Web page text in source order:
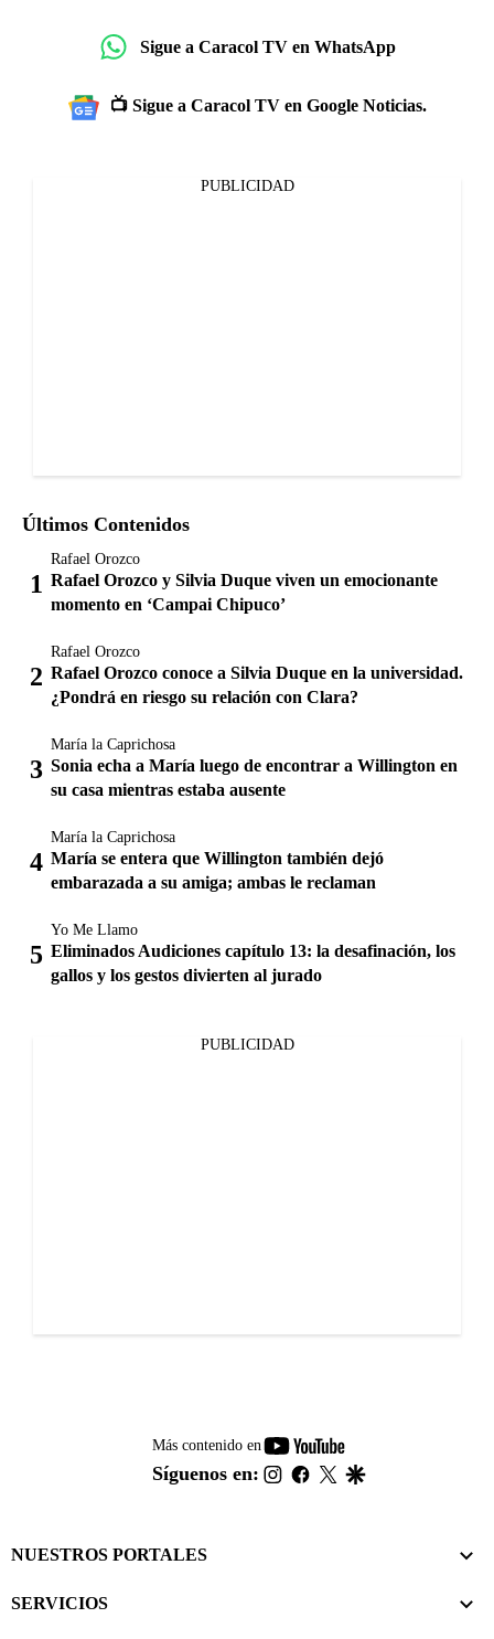
Sigue a Caracol TV en WhatsApp
📺 Sigue a Caracol TV en Google Noticias.
PUBLICIDAD
Últimos Contenidos
Rafael Orozco
Rafael Orozco y Silvia Duque viven un emocionante
momento en ‘Campai Chipuco’
Rafael Orozco
Rafael Orozco conoce a Silvia Duque en la universidad.
¿Pondrá en riesgo su relación con Clara?
María la Caprichosa
Sonia echa a María luego de encontrar a Willington en
su casa mientras estaba ausente
María la Caprichosa
María se entera que Willington también dejó
embarazada a su amiga; ambas le reclaman
Yo Me Llamo
Eliminados Audiciones capítulo 13: la desafinación, los
gallos y los gestos divierten al jurado
PUBLICIDAD
Más contenido en
youtube-
footer
Síguenos en: instagram
facebook
twitter
NUESTROS PORTALES
SERVICIOS